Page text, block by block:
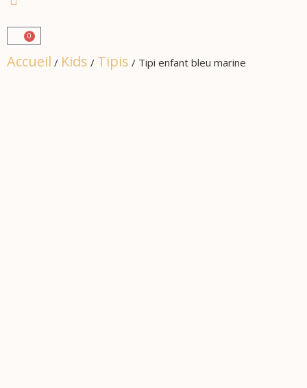
0
Accueil / Kids / Tipis / Tipi enfant bleu marine